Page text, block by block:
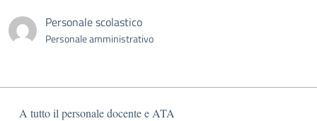
Personale scolastico
Personale amministrativo
A tutto il personale docente e ATA